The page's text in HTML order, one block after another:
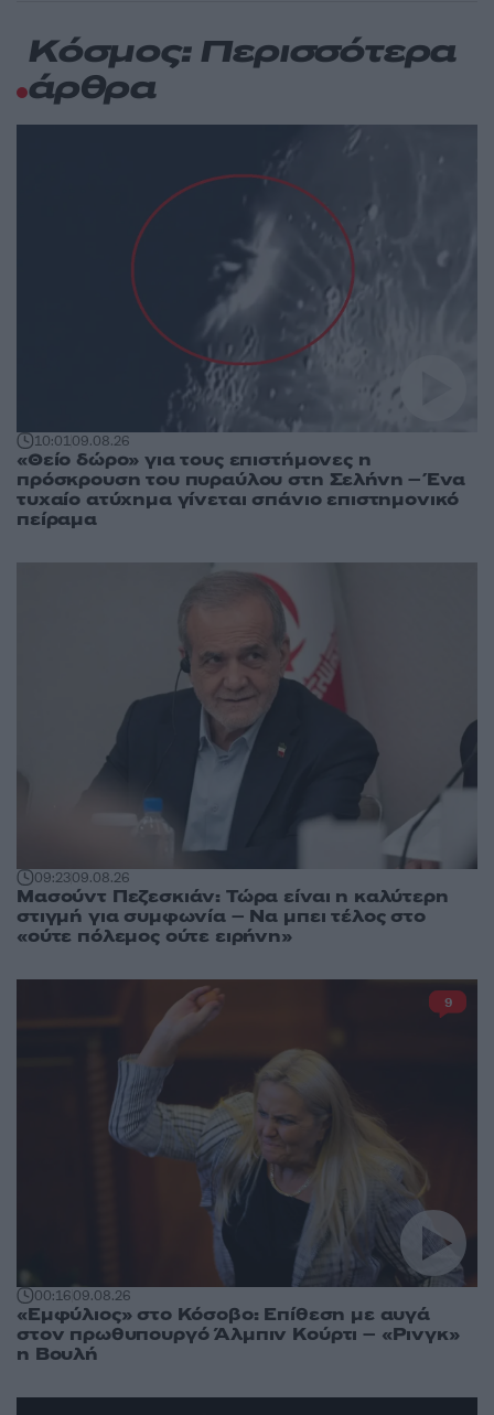
Κόσμος: Περισσότερα
άρθρα
10:0109.08.26
«Θείο δώρο» για τους επιστήμονες η
πρόσκρουση του πυραύλου στη Σελήνη – Ένα
τυχαίο ατύχημα γίνεται σπάνιο επιστημονικό
πείραμα
09:2309.08.26
Μασούντ Πεζεσκιάν: Τώρα είναι η καλύτερη
στιγμή για συμφωνία – Να μπει τέλος στο
«ούτε πόλεμος ούτε ειρήνη»
00:1609.08.26
«Εμφύλιος» στο Κόσοβο: Επίθεση με αυγά
στον πρωθυπουργό Άλμπιν Κούρτι – «Ρινγκ»
η Βουλή
9